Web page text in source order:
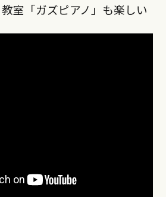
室「ガズピアノ」も楽しい